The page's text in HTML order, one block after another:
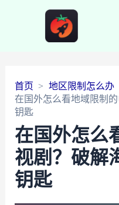
首页
地区限制怎么办
在国外怎么看地域限制
钥匙
在国外怎么
视剧？破解
钥匙